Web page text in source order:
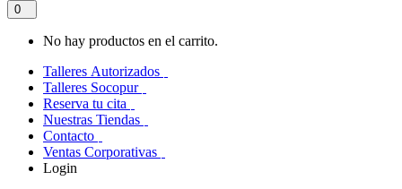
0
No hay productos en el carrito.
Talleres Autorizados
Talleres Socopur
Reserva tu cita
Nuestras Tiendas
Contacto
Ventas Corporativas
Login